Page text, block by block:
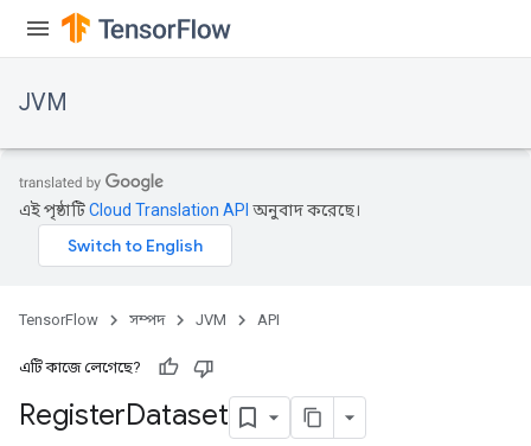
JVM
এই পৃষ্ঠাটিCloud Translation API অনুবাদ করেছে।
TensorFlow সম্পদ JVM API
এটি কাজে লেগেছে?
RegisterDataset